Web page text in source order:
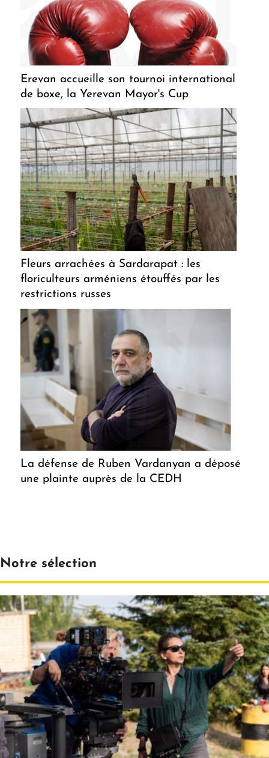
Erevan accueille son tournoi international
de boxe, la Yerevan Mayor's Cup
Fleurs arrachées à Sardarapat : les
floriculteurs arméniens étouffés par les
restrictions russes
La défense de Ruben Vardanyan a déposé
une plainte auprès de la CEDH
Notre sélection